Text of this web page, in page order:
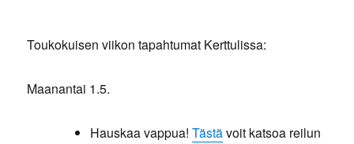
Toukokuisen viikon tapahtumat Kerttulissa:
Maanantai 1.5.
Hauskaa vappua!Tästävoit katsoa reilun